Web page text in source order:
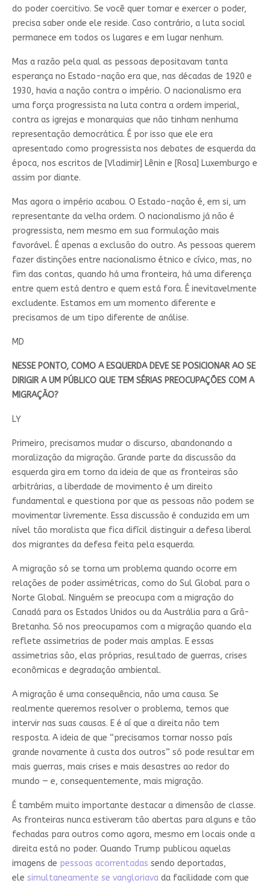
do poder coercitivo. Se você quer tomar e exercer o poder,
precisa saber onde ele reside. Caso contrário, a luta social
permanece em todos os lugares e em lugar nenhum.
Mas a razão pela qual as pessoas depositavam tanta
esperança no Estado-nação era que, nas décadas de 1920 e
1930, havia a nação contra o império. O nacionalismo era
uma força progressista na luta contra a ordem imperial,
contra as igrejas e monarquias que não tinham nenhuma
representação democrática. É por isso que ele era
apresentado como progressista nos debates de esquerda da
época, nos escritos de [Vladimir] Lênin e [Rosa] Luxemburgo e
assim por diante.
Mas agora o império acabou. O Estado-nação é, em si, um
representante da velha ordem. O nacionalismo já não é
progressista, nem mesmo em sua formulação mais
favorável. É apenas a exclusão do outro. As pessoas querem
fazer distinções entre nacionalismo étnico e cívico, mas, no
fim das contas, quando há uma fronteira, há uma diferença
entre quem está dentro e quem está fora. É inevitavelmente
excludente. Estamos em um momento diferente e
precisamos de um tipo diferente de análise.
MD
NESSE PONTO, COMO A ESQUERDA DEVE SE POSICIONAR AO SE
DIRIGIR A UM PÚBLICO QUE TEM SÉRIAS PREOCUPAÇÕES COM A
MIGRAÇÃO?
LY
Primeiro, precisamos mudar o discurso, abandonando a
moralização da migração. Grande parte da discussão da
esquerda gira em torno da ideia de que as fronteiras são
arbitrárias, a liberdade de movimento é um direito
fundamental e questiona por que as pessoas não podem se
movimentar livremente. Essa discussão é conduzida em um
nível tão moralista que fica difícil distinguir a defesa liberal
dos migrantes da defesa feita pela esquerda.
A migração só se torna um problema quando ocorre em
relações de poder assimétricas, como do Sul Global para o
Norte Global. Ninguém se preocupa com a migração do
Canadá para os Estados Unidos ou da Austrália para a Grã-
Bretanha. Só nos preocupamos com a migração quando ela
reflete assimetrias de poder mais amplas. E essas
assimetrias são, elas próprias, resultado de guerras, crises
econômicas e degradação ambiental.
A migração é uma consequência, não uma causa. Se
realmente queremos resolver o problema, temos que
intervir nas suas causas. E é aí que a direita não tem
resposta. A ideia de que “precisamos tornar nosso país
grande novamente à custa dos outros” só pode resultar em
mais guerras, mais crises e mais desastres ao redor do
mundo — e, consequentemente, mais migração.
É também muito importante destacar a dimensão de classe.
As fronteiras nunca estiveram tão abertas para alguns e tão
fechadas para outros como agora, mesmo em locais onde a
direita está no poder. Quando Trump publicou aquelas
imagens de pessoas acorrentadas sendo deportadas,
ele simultaneamente se vangloriavada facilidade com que